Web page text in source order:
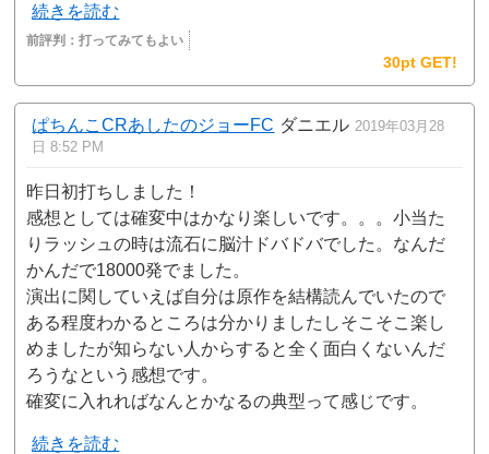
続きを読む
前評判：打ってみてもよい
30pt GET!
ぱちんこCRあしたのジョーFC ダニエル 2019年03月28
日 8:52 PM
昨日初打ちしました！
感想としては確変中はかなり楽しいです。。。小当た
りラッシュの時は流石に脳汁ドバドバでした。なんだ
かんだで18000発でました。
演出に関していえば自分は原作を結構読んでいたので
ある程度わかるところは分かりましたしそこそこ楽し
めましたが知らない人からすると全く面白くないんだ
ろうなという感想です。
確変に入れればなんとかなるの典型って感じです。
続きを読む